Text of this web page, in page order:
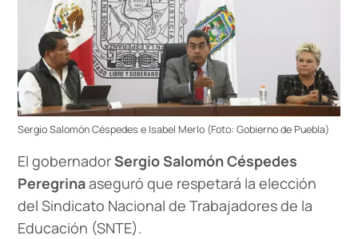
Sergio Salomón Céspedes e Isabel Merlo (Foto: Gobierno de Puebla)
El gobernadorSergio Salomón Céspedes
Peregrinaaseguró que respetará la elección
del Sindicato Nacional de Trabajadores de la
Educación (SNTE).